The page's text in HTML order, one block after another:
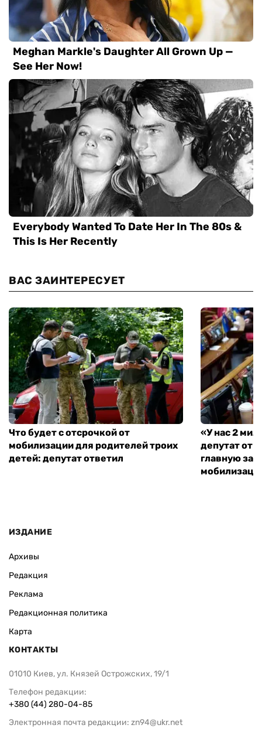
ВАС ЗАИНТЕРЕСУЕТ
Что будет с отсрочкой от
мобилизации для родителей троих
детей: депутат ответил
«У нас 2
депутат от
главную
ИЗДАНИЕ
Архивы
Редакция
Реклама
Редакционная политика
Карта
КОНТАКТЫ
01010 Киев, ул. Князей Острожских, 19/1
Телефон редакции:
+380 (44) 280-04-85
Электронная почта редакции: zn94@ukr.net